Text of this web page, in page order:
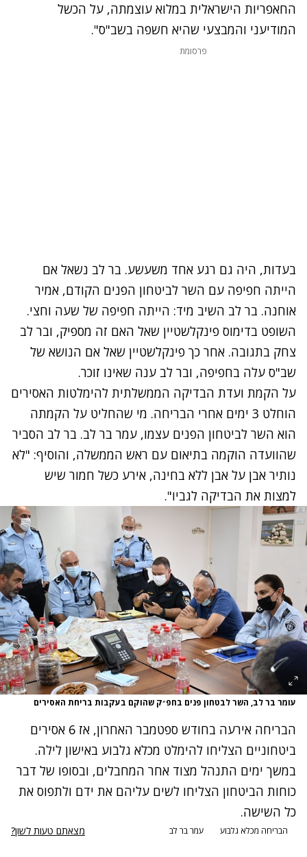
החאפריות הישראלית במלוא עוצמתה, על הכשל
המודיעני והמבצעי שהיא חשפה בשב"ס".
פרסומת
בעדות, היה גם רגע אחד משעשע. בר לב נשאל אם
הייתה חפיפה עם השר לביטחון הפנים הקודם, אמיר
אוחנה. בר לב השיב מיד: הייתה חפיפה של שעה וחצי.
השופט בדימוס פינקלשטיין שאל האם זה מספיק, ובר לב
צחק בתגובה. אחר כך פינקלשטיין שאל אם הנושא של
שב"ס עלה בחפיפה, ובר לב ענה שאינו זוכר.
על הקמת ועדת הבדיקה הממשלתית להימלטות האסירים
הוחלט 3 ימים אחרי הבריחה. מי שהחליט על הקמתה
הוא השר לביטחון הפנים עצמו, עמר בר לב. בר לב הסביר
שהוועדה הוקמה בתיאום עם ראש הממשלה, והוסיף: "לא
נותיר אבן על אבן ללא בחינה, אירע כשל חמור שיש
למצות את הבדיקה לגביו".
עומר בר לב, השר לבטחון פנים בחפ״ק שהוקם בעקבות בריחת האסירים
הבריחה אירעה בחודש ספטמבר האחרון, אז 6 אסירים
ביטחוניים הצליחו להימלט מכלא גלבוע באישון לילה.
במשך ימים התנהל מצוד אחר המחבלים, ובסופו של דבר
כוחות הביטחון הצליחו לשים עליהם את ידם ולתפוס את
כל השישה.
הבריחה מכלא גלבוע עמר בר לב מצאתם טעות לשון?